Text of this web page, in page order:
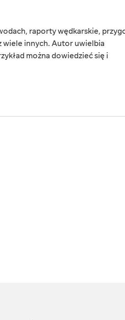
raporty wędkarskie,
wiele innych. Autor uwielbia
można dowiedzieć się i